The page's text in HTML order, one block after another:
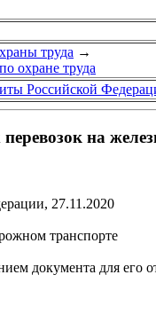
труда →
охране труда
Российской
на
27.11.2020
транспорте
документа для его